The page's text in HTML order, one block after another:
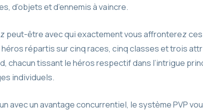
d’objets et d’ennemis à vaincre.
peut-être avec qui exactement vous affronterez ces
héros répartis sur cinq races, cinq classes et trois
chacun tissant le héros respectif dans l’intrigue
individuels.
avec un avantage concurrentiel, le système PVP